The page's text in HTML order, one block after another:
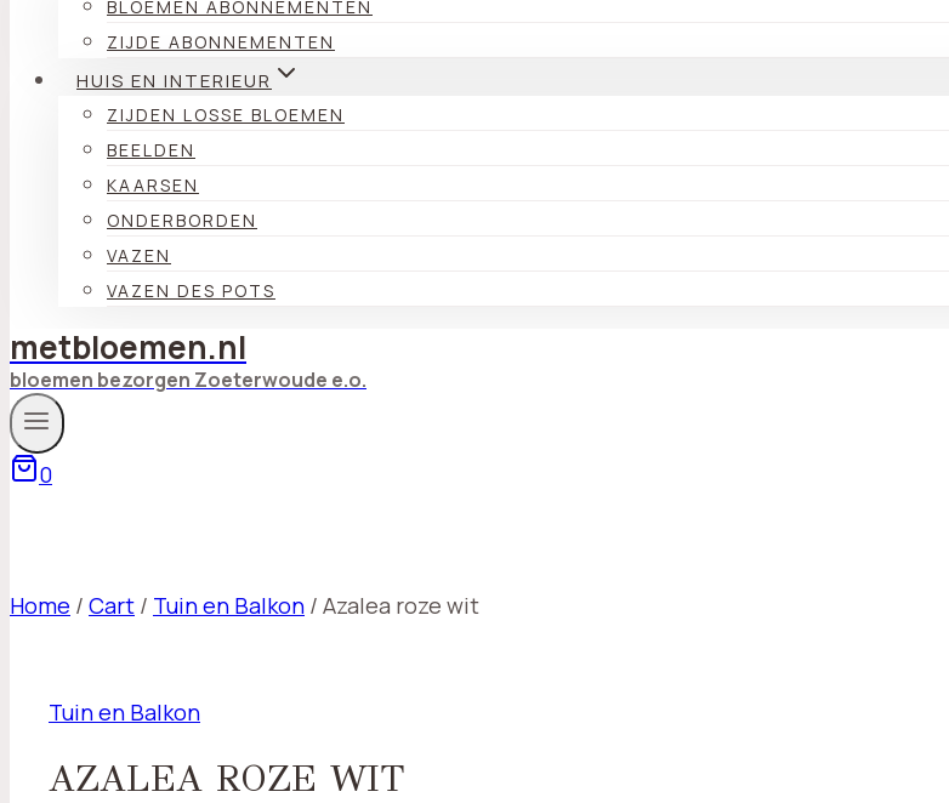
BLOEMEN ABONNEMENTEN
ZIJDE ABONNEMENTEN
HUIS EN INTERIEUR
ZIJDEN LOSSE BLOEMEN
BEELDEN
KAARSEN
ONDERBORDEN
VAZEN
VAZEN DES POTS
metbloemen.nl
bloemen bezorgen Zoeterwoude e.o.
0
Home / Cart / Tuin en Balkon / Azalea roze wit
Tuin en Balkon
AZALEA ROZE WIT